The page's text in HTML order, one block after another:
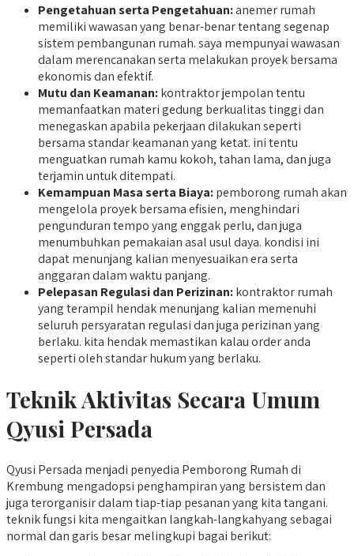
Pengetahuan serta Pengetahuan:anemer rumah
memiliki wawasan yang benar-benar tentang segenap
sistem pembangunan rumah. saya mempunyai wawasan
dalam merencanakan serta melakukan proyek bersama
ekonomis dan efektif.
Mutu dan Keamanan:kontraktor jempolan tentu
memanfaatkan materi gedung berkualitas tinggi dan
menegaskan apabila pekerjaan dilakukan seperti
bersama standar keamanan yang ketat. ini tentu
menguatkan rumah kamu kokoh, tahan lama, dan juga
terjamin untuk ditempati.
Kemampuan Masa serta Biaya:pemborong rumah akan
mengelola proyek bersama efisien, menghindari
pengunduran tempo yang enggak perlu, dan juga
menumbuhkan pemakaian asal usul daya. kondisi ini
dapat menunjang kalian menyesuaikan era serta
anggaran dalam waktu panjang.
Pelepasan Regulasi dan Perizinan:kontraktor rumah
yang terampil hendak menunjang kalian memenuhi
seluruh persyaratan regulasi dan juga perizinan yang
berlaku. kita hendak memastikan kalau order anda
seperti oleh standar hukum yang berlaku.
Teknik Aktivitas Secara Umum
Qyusi Persada
Qyusi Persada menjadi penyedia Pemborong Rumah di
Krembung mengadopsi penghampiran yang bersistem dan
juga terorganisir dalam tiap-tiap pesanan yang kita tangani.
teknik fungsi kita mengaitkan langkah-langkahyang sebagai
normal dan garis besar melingkupi bagai berikut: